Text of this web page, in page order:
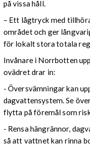
på vissa håll.
– Ett lågtryck med
området och ger
för lokalt stora totala
Invånare i Norrbotten
ovädret drar in:
- Översvämningar kan
dagvattensystem. Se
flytta på föremål som
- Rensa hängrännor,
så att vattnet kan rinna